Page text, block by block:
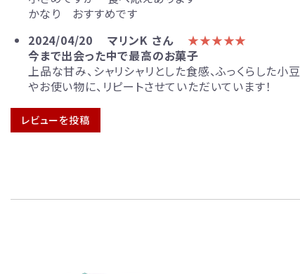
かなり おすすめです
2024/04/20
マリンK さん
★★★★★
今まで出会った中で最高のお菓子
上品な甘み、シャリシャリとした食感、ふっくらした
やお使い物に、リピートさせていただいています！
レビューを投稿